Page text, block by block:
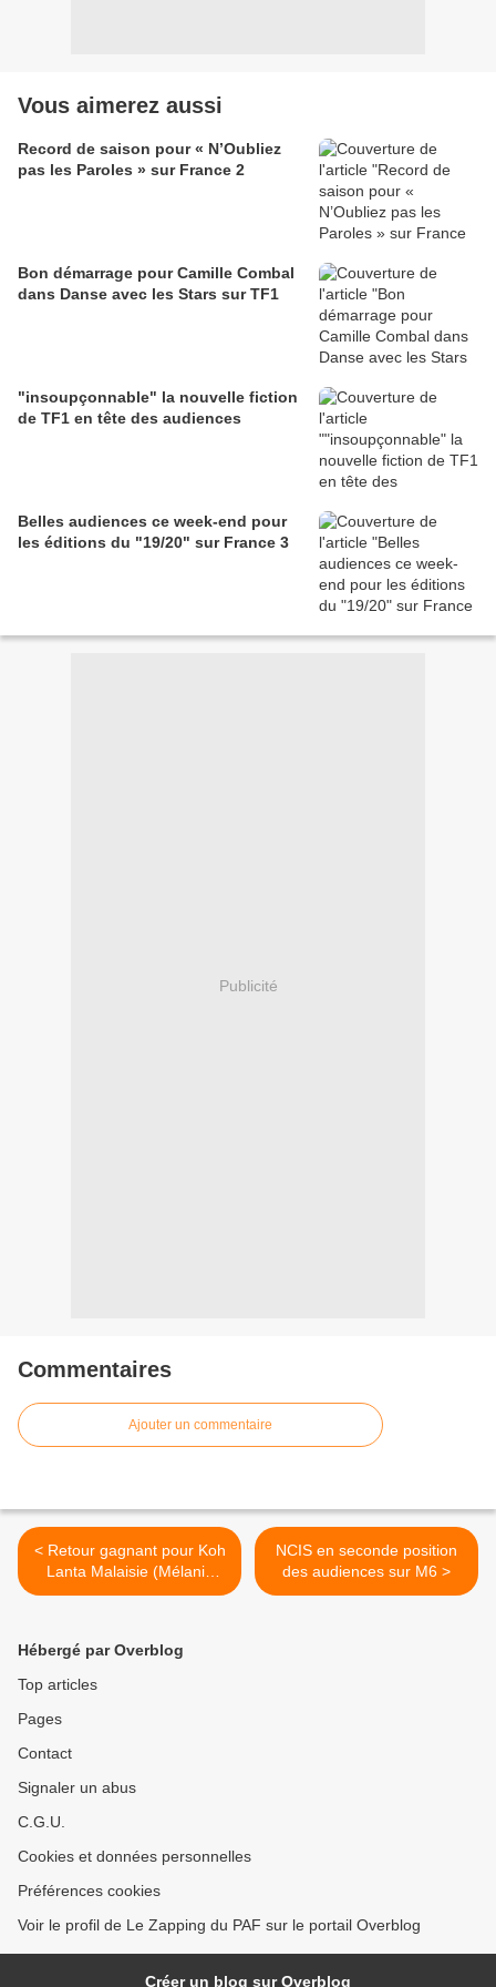
Vous aimerez aussi
Record de saison pour « N’Oubliez
pas les Paroles » sur France 2
Bon démarrage pour Camille Combal
dans Danse avec les Stars sur TF1
"insoupçonnable" la nouvelle fiction
de TF1 en tête des audiences
Belles audiences ce week-end pour
les éditions du "19/20" sur France 3
Publicité
Commentaires
Ajouter un commentaire
< Retour gagnant pour Koh
Lanta Malaisie (Mélanie
éliminée)
NCIS en seconde position
des audiences sur M6 >
Hébergé par Overblog
Top articles
Pages
Contact
Signaler un abus
C.G.U.
Cookies et données personnelles
Préférences cookies
Voir le profil de Le Zapping du PAF sur le portail Overblog
Créer un blog sur Overblog